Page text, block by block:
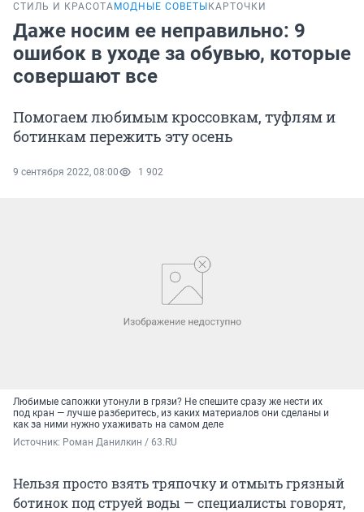
СТИЛЬ И КРАСОТА МОДНЫЕ СОВЕТЫ КАРТОЧКИ
Даже носим ее неправильно: 9
ошибок в уходе за обувью, которые
совершают все
Помогаем любимым кроссовкам, туфлям и
ботинкам пережить эту осень
9 сентября 2022, 08:00 1 902
Любимые сапожки утонули в грязи? Не спешите сразу же нести их
под кран — лучше разберитесь, из каких материалов они сделаны и
как за ними нужно ухаживать на самом деле
Источник: Роман Данилкин / 63.RU
Нельзя просто взять тряпочку и отмыть грязный
ботинок под струей воды — специалисты говорят,